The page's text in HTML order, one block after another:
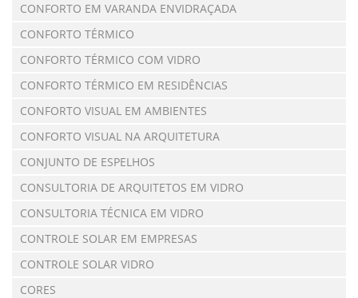
CONFORTO EM VARANDA ENVIDRAÇADA
CONFORTO TÉRMICO
CONFORTO TÉRMICO COM VIDRO
CONFORTO TÉRMICO EM RESIDÊNCIAS
CONFORTO VISUAL EM AMBIENTES
CONFORTO VISUAL NA ARQUITETURA
CONJUNTO DE ESPELHOS
CONSULTORIA DE ARQUITETOS EM VIDRO
CONSULTORIA TÉCNICA EM VIDRO
CONTROLE SOLAR EM EMPRESAS
CONTROLE SOLAR VIDRO
CORES